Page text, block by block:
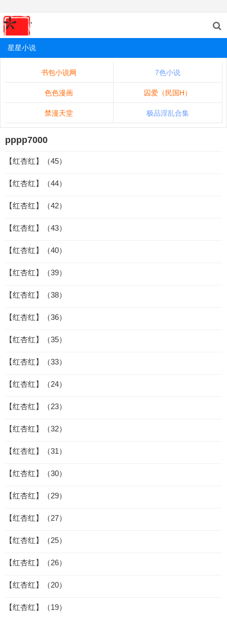
星星小说
书包小说网 7色小说
色色漫画 囚爱（民国H）
禁漫天堂 极品淫乱合集
pppp7000
【红杏红】（45）
【红杏红】（44）
【红杏红】（42）
【红杏红】（43）
【红杏红】（40）
【红杏红】（39）
【红杏红】（38）
【红杏红】（36）
【红杏红】（35）
【红杏红】（33）
【红杏红】（24）
【红杏红】（23）
【红杏红】（32）
【红杏红】（31）
【红杏红】（30）
【红杏红】（29）
【红杏红】（27）
【红杏红】（25）
【红杏红】（26）
【红杏红】（20）
【红杏红】（19）